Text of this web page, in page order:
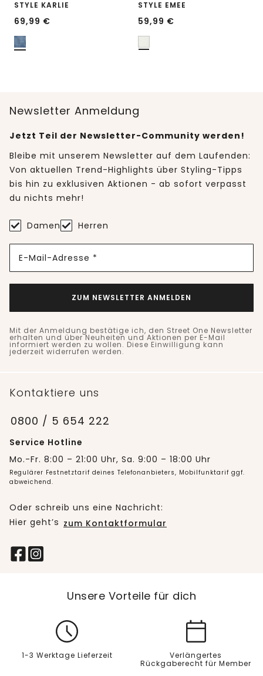
STYLE KARLIE
69,99 €
STYLE EMEE
59,99 €
Newsletter Anmeldung
Jetzt Teil der Newsletter-Community werden!
Bleibe mit unserem Newsletter auf dem Laufenden:
Von aktuellen Trend-Highlights über Styling-Tipps
bis hin zu exklusiven Aktionen - ab sofort verpasst
du nichts mehr!
Damen Herren
E-Mail-Adresse *
ZUM NEWSLETTER ANMELDEN
Mit der Anmeldung bestätige ich, den Street One Newsletter
erhalten und über Neuheiten und Aktionen per E-Mail
informiert werden zu wollen. Diese Einwilligung kann
jederzeit widerrufen werden.
Kontaktiere uns
0800 / 5 654 222
Service Hotline
Mo.-Fr. 8:00 – 21:00 Uhr, Sa. 9:00 – 18:00 Uhr
Regulärer Festnetztarif deines Telefonanbieters, Mobilfunktarif ggf.
abweichend.
Oder schreib uns eine Nachricht:
Hier geht’s zum Kontaktformular
Unsere Vorteile für dich
1-3 Werktage Lieferzeit
Verlängertes
Rückgaberecht für Member